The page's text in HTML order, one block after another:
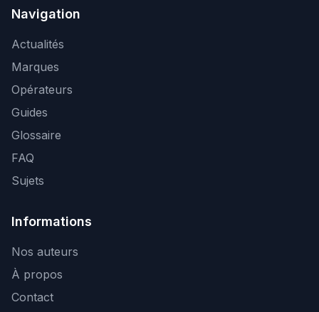
Navigation
Actualités
Marques
Opérateurs
Guides
Glossaire
FAQ
Sujets
Informations
Nos auteurs
À propos
Contact